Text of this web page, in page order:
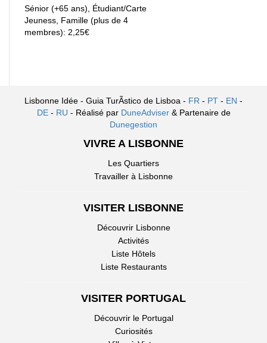
Sénior (+65 ans), Étudiant/Carte
Jeuness, Famille (plus de 4
membres): 2,25€
Lisbonne Idée - Guia TurÃ­stico de Lisboa - FR - PT - EN -
DE- RU - Réalisé par DuneAdviser & Partenaire de
Dunegestion
VIVRE A LISBONNE
Les Quartiers
Travailler à Lisbonne
VISITER LISBONNE
Découvrir Lisbonne
Activités
Liste Hôtels
Liste Restaurants
VISITER PORTUGAL
Découvrir le Portugal
Curiosités